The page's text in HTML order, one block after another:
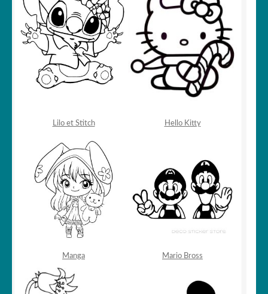
Lilo et Stitch Hello Kitty
Manga Mario Bross